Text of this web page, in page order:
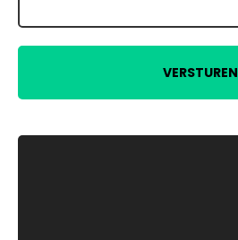
VERSTUREN